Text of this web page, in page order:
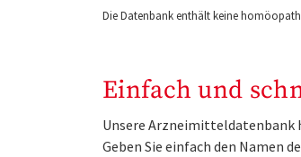
Die Datenbank enthält keine
Einfach und
Unsere Arzneimitteldatenbank
Geben Sie einfach den Namen